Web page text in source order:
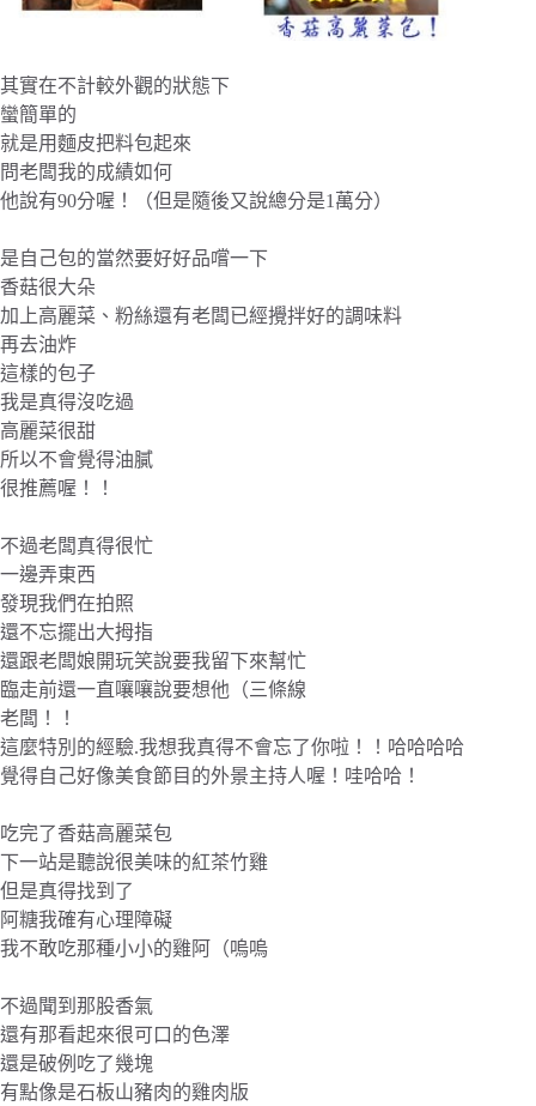
其實在不計較外觀的狀態下
蠻簡單的
就是用麵皮把料包起來
問老闆我的成績如何
他說有90分喔！（但是隨後又說總分是1萬分）
是自己包的當然要好好品嚐一下
香菇很大朵
加上高麗菜、粉絲還有老闆已經攪拌好的調味料
再去油炸
這樣的包子
我是真得沒吃過
高麗菜很甜
所以不會覺得油膩
很推薦喔！！
不過老闆真得很忙
一邊弄東西
發現我們在拍照
還不忘擺出大拇指
還跟老闆娘開玩笑說要我留下來幫忙
臨走前還一直嚷嚷說要想他（三條線
老闆！！
這麼特別的經驗.我想我真得不會忘了你啦！！哈哈哈哈
覺得自己好像美食節目的外景主持人喔！哇哈哈！
吃完了香菇高麗菜包
下一站是聽說很美味的紅茶竹雞
但是真得找到了
阿糖我確有心理障礙
我不敢吃那種小小的雞阿（嗚嗚
不過聞到那股香氣
還有那看起來很可口的色澤
還是破例吃了幾塊
有點像是石板山豬肉的雞肉版